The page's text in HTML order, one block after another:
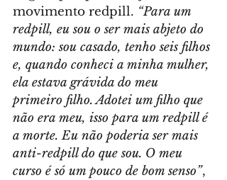
movimento redpill. “Para um
redpill, eu sou o ser mais abjeto do
mundo: sou casado, tenho seis filhos
e, quando conheci a minha mulher,
ela estava grávida do meu
primeiro filho. Adotei um filho que
não era meu, isso para um redpill é
a morte. Eu não poderia ser mais
anti-redpill do que sou. O meu
curso é só um pouco de bom senso”,